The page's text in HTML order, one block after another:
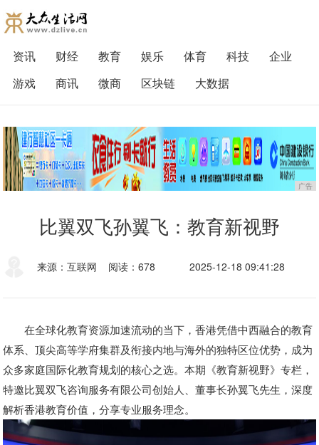
资讯 财经 教育 娱乐 体育 科技
企业
游戏
商讯 微商 区块链 大数据
广告
比翼双飞孙翼飞：教育新视野
来源：互联网 阅读：678 2025-12-18 09:41:28
在全球化教育资源加速流动的当下，香港凭借中西融合的教育
体系、顶尖高等学府集群及衔接内地与海外的独特区位优势，成为
众多家庭国际化教育规划的核心之选。本期《教育新视野》专栏，
特邀比翼双飞咨询服务有限公司创始人、董事长孙翼飞先生，深度
解析香港教育价值，分享专业服务理念。